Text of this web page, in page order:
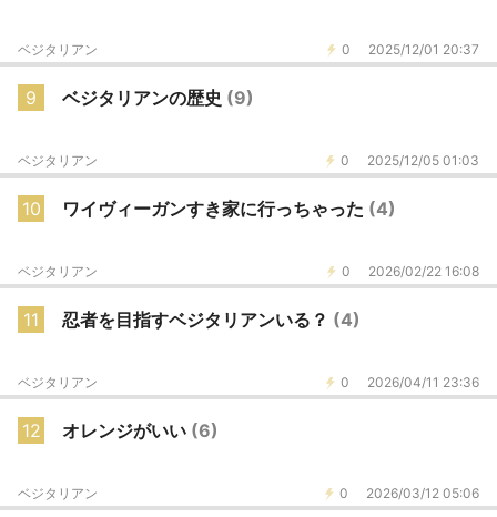
0 2025/12/01 20:37
ベジタリアン
9 ベジタリアンの歴史 (9)
0 2025/12/05 01:03
ベジタリアン
10 ワイヴィーガンすき家に行っちゃった (4)
0 2026/02/22 16:08
ベジタリアン
11 忍者を目指すベジタリアンいる？ (4)
0 2026/04/11 23:36
ベジタリアン
12 オレンジがいい (6)
0 2026/03/12 05:06
ベジタリアン